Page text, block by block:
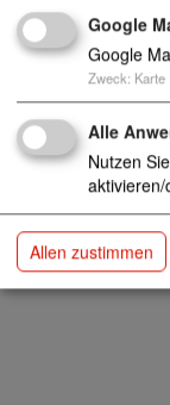
ärten
Anzahl
Google
Google
Zweck: Karte
Alle
Nutzen
Allen zustimmen